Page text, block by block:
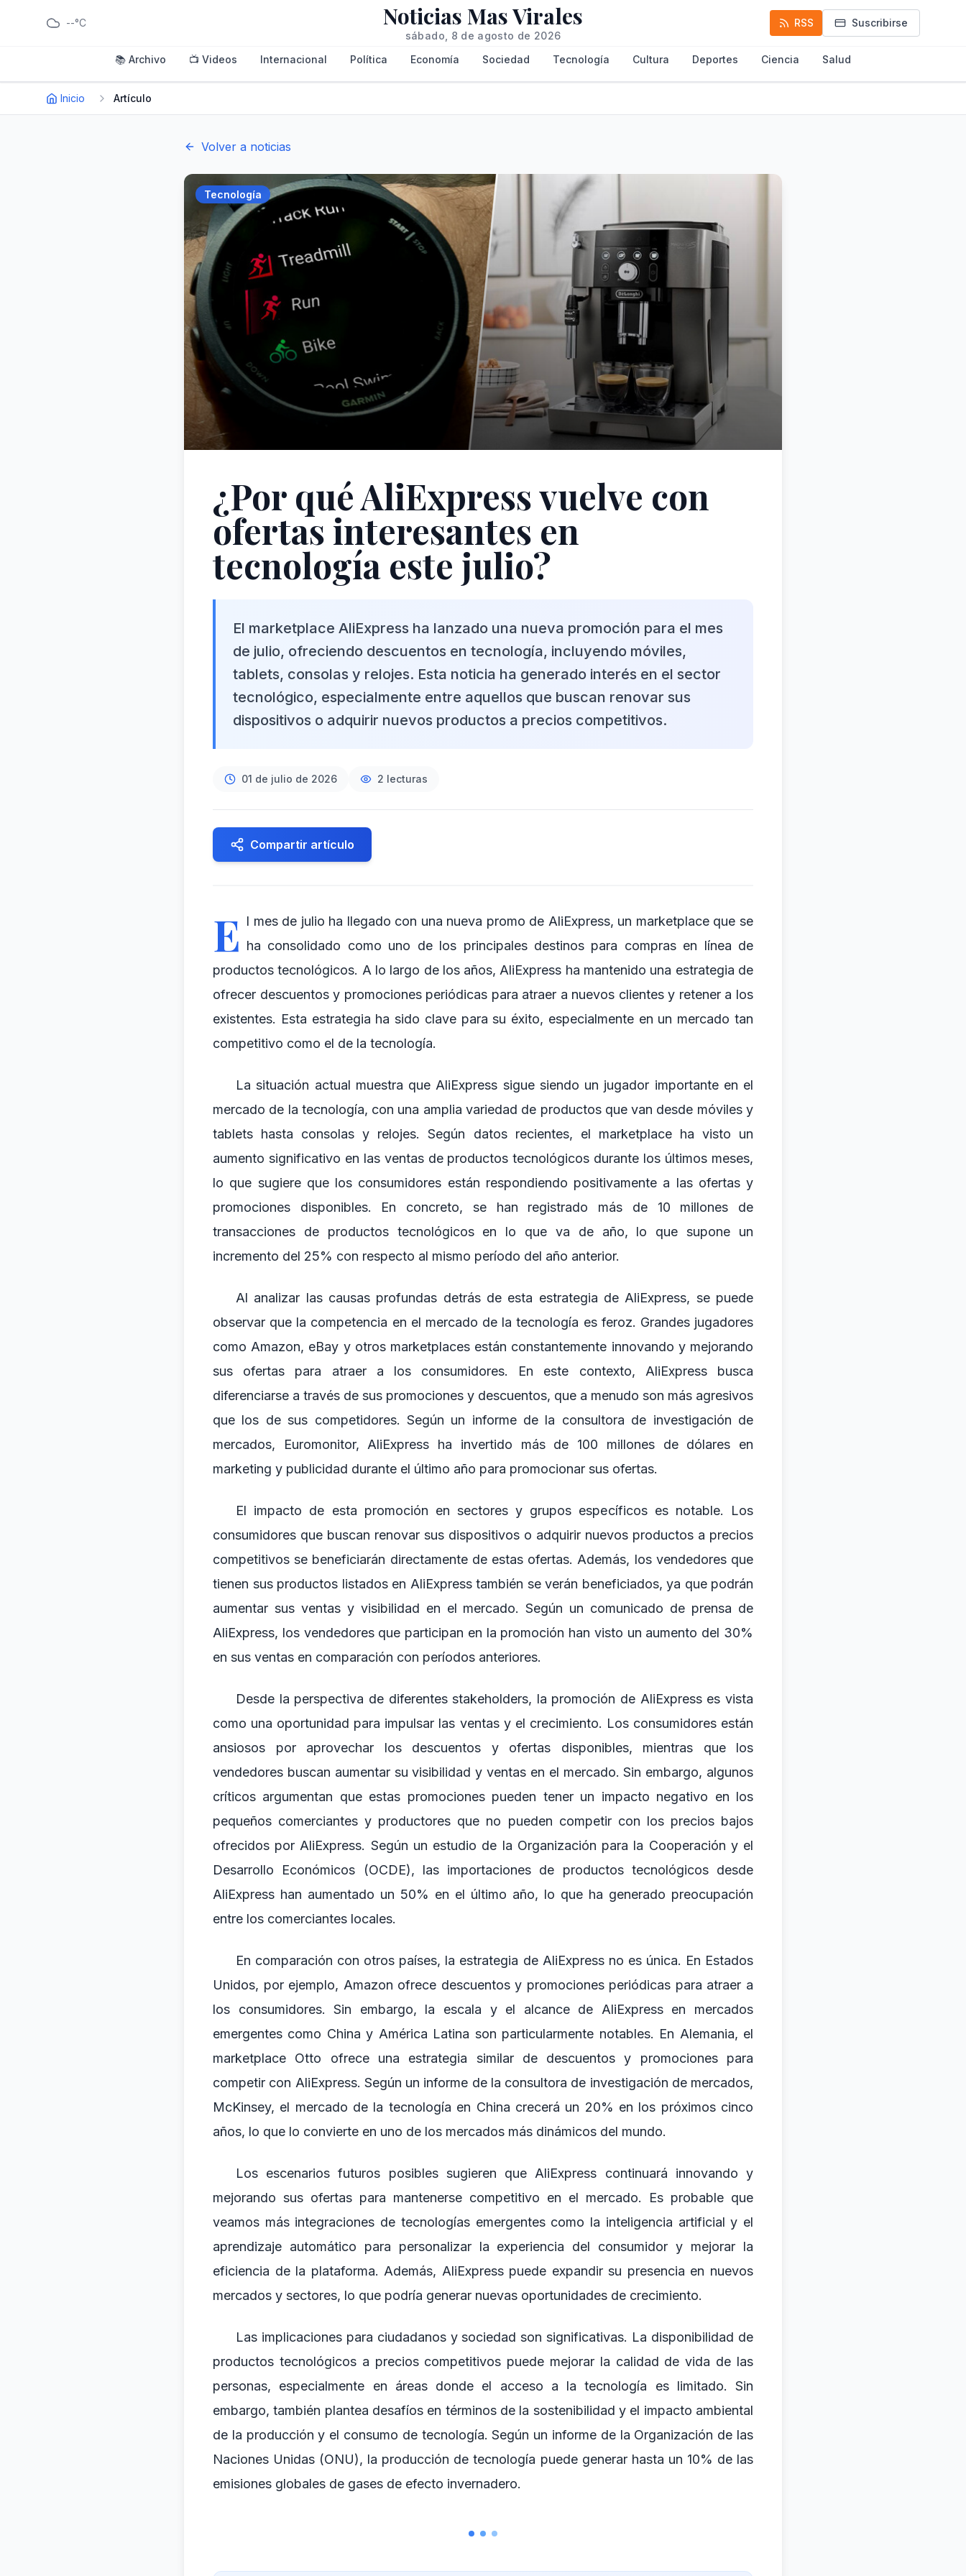
--°C Noticias Mas Virales
sábado, 8 de agosto de 2026
RSS Suscribirse
📚 Archivo 📺 Videos Internacional Política Economía Sociedad Tecnología Cultura Deportes Ciencia Salud
Inicio Artículo
Volver a noticias
Tecnología
¿Por qué AliExpress vuelve con
ofertas interesantes en
tecnología este julio?
El marketplace AliExpress ha lanzado una nueva promoción para el mes
de julio, ofreciendo descuentos en tecnología, incluyendo móviles,
tablets, consolas y relojes. Esta noticia ha generado interés en el sector
tecnológico, especialmente entre aquellos que buscan renovar sus
dispositivos o adquirir nuevos productos a precios competitivos.
01 de julio de 2026 2 lecturas
Compartir artículo
E l mes de julio ha llegado con una nueva promo de AliExpress, un marketplace que se
ha consolidado como uno de los principales destinos para compras en línea de
productos tecnológicos. A lo largo de los años, AliExpress ha mantenido una estrategia de
ofrecer descuentos y promociones periódicas para atraer a nuevos clientes y retener a los
existentes. Esta estrategia ha sido clave para su éxito, especialmente en un mercado tan
competitivo como el de la tecnología.
La situación actual muestra que AliExpress sigue siendo un jugador importante en el
mercado de la tecnología, con una amplia variedad de productos que van desde móviles y
tablets hasta consolas y relojes. Según datos recientes, el marketplace ha visto un
aumento significativo en las ventas de productos tecnológicos durante los últimos meses,
lo que sugiere que los consumidores están respondiendo positivamente a las ofertas y
promociones disponibles. En concreto, se han registrado más de 10 millones de
transacciones de productos tecnológicos en lo que va de año, lo que supone un
incremento del 25% con respecto al mismo período del año anterior.
Al analizar las causas profundas detrás de esta estrategia de AliExpress, se puede
observar que la competencia en el mercado de la tecnología es feroz. Grandes jugadores
como Amazon, eBay y otros marketplaces están constantemente innovando y mejorando
sus ofertas para atraer a los consumidores. En este contexto, AliExpress busca
diferenciarse a través de sus promociones y descuentos, que a menudo son más agresivos
que los de sus competidores. Según un informe de la consultora de investigación de
mercados, Euromonitor, AliExpress ha invertido más de 100 millones de dólares en
marketing y publicidad durante el último año para promocionar sus ofertas.
El impacto de esta promoción en sectores y grupos específicos es notable. Los
consumidores que buscan renovar sus dispositivos o adquirir nuevos productos a precios
competitivos se beneficiarán directamente de estas ofertas. Además, los vendedores que
tienen sus productos listados en AliExpress también se verán beneficiados, ya que podrán
aumentar sus ventas y visibilidad en el mercado. Según un comunicado de prensa de
AliExpress, los vendedores que participan en la promoción han visto un aumento del 30%
en sus ventas en comparación con períodos anteriores.
Desde la perspectiva de diferentes stakeholders, la promoción de AliExpress es vista
como una oportunidad para impulsar las ventas y el crecimiento. Los consumidores están
ansiosos por aprovechar los descuentos y ofertas disponibles, mientras que los
vendedores buscan aumentar su visibilidad y ventas en el mercado. Sin embargo, algunos
críticos argumentan que estas promociones pueden tener un impacto negativo en los
pequeños comerciantes y productores que no pueden competir con los precios bajos
ofrecidos por AliExpress. Según un estudio de la Organización para la Cooperación y el
Desarrollo Económicos (OCDE), las importaciones de productos tecnológicos desde
AliExpress han aumentado un 50% en el último año, lo que ha generado preocupación
entre los comerciantes locales.
En comparación con otros países, la estrategia de AliExpress no es única. En Estados
Unidos, por ejemplo, Amazon ofrece descuentos y promociones periódicas para atraer a
los consumidores. Sin embargo, la escala y el alcance de AliExpress en mercados
emergentes como China y América Latina son particularmente notables. En Alemania, el
marketplace Otto ofrece una estrategia similar de descuentos y promociones para
competir con AliExpress. Según un informe de la consultora de investigación de mercados,
McKinsey, el mercado de la tecnología en China crecerá un 20% en los próximos cinco
años, lo que lo convierte en uno de los mercados más dinámicos del mundo.
Los escenarios futuros posibles sugieren que AliExpress continuará innovando y
mejorando sus ofertas para mantenerse competitivo en el mercado. Es probable que
veamos más integraciones de tecnologías emergentes como la inteligencia artificial y el
aprendizaje automático para personalizar la experiencia del consumidor y mejorar la
eficiencia de la plataforma. Además, AliExpress puede expandir su presencia en nuevos
mercados y sectores, lo que podría generar nuevas oportunidades de crecimiento.
Las implicaciones para ciudadanos y sociedad son significativas. La disponibilidad de
productos tecnológicos a precios competitivos puede mejorar la calidad de vida de las
personas, especialmente en áreas donde el acceso a la tecnología es limitado. Sin
embargo, también plantea desafíos en términos de la sostenibilidad y el impacto ambiental
de la producción y el consumo de tecnología. Según un informe de la Organización de las
Naciones Unidas (ONU), la producción de tecnología puede generar hasta un 10% de las
emisiones globales de gases de efecto invernadero.